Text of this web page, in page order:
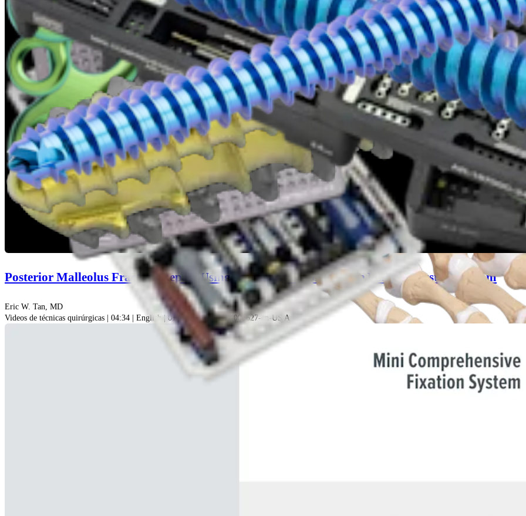
video
Posterior Malleolus Fracture Repair Using the Mini Comprehensive Fixation System 2.4 mm
Eric W. Tan, MD
Videos de técnicas quirúrgicas | 04:34 | English | 01/23/2020 | VID1-000627-en-US A